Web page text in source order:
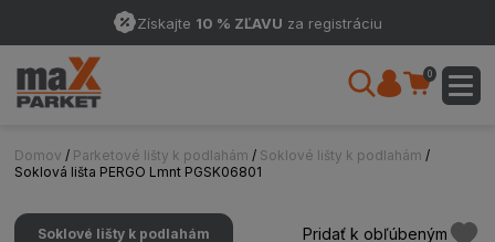
Získajte 10 % ZĽAVU za registráciu
0
Domov / Parketové lišty k podlahám / Soklové lišty k podlahám /
Soklová lišta PERGO Lmnt PGSK06801
Soklové lišty k podlahám Pridať k obľúbeným